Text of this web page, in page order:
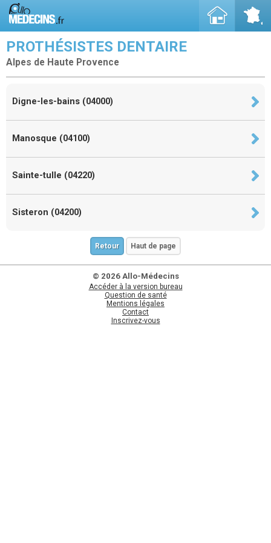
PROTHÉSISTES DENTAIRE
Alpes de Haute Provence
Digne-les-bains (04000)
Manosque (04100)
Sainte-tulle (04220)
Sisteron (04200)
Retour Haut de page
© 2026 Allo-Médecins
Accéder à la version bureau
Question de santé
Mentions légales
Contact
Inscrivez-vous